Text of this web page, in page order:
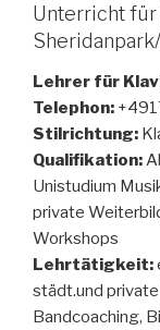
Unterricht
Lehrer für
Telephon:
Stilrichtung:
Qualifikation:
Unistudium
private
Workshops
Lehrtätigkeit:
städt.und
Bandcoaching,